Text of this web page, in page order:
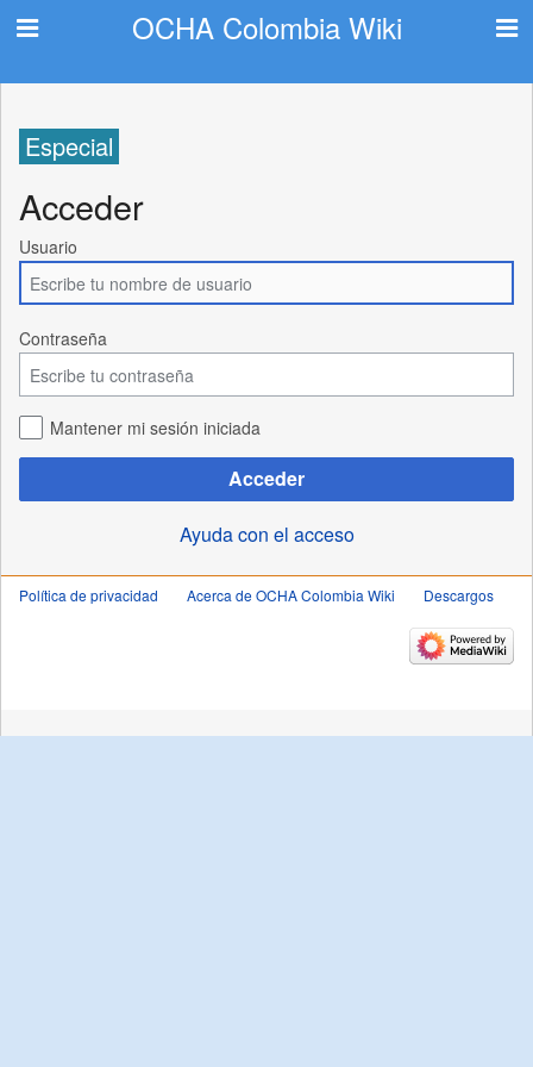
OCHA Colombia Wiki
Especial
Acceder
Usuario
Contraseña
Mantener mi sesión iniciada
Acceder
Ayuda con el acceso
Política de privacidad Acerca de OCHA Colombia Wiki Descargos